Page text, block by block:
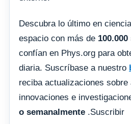
Descubra lo último en
espacio con más de
confían en Phys.org para
diaria. Suscríbase a nuestro
reciba actualizaciones sobre
innovaciones e
o semanalmente .Suscribir